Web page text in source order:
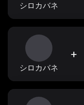
シロカバネ
シロカバネ
+